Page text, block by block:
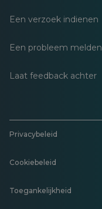
Een verzoek indienen
Een probleem melden
Laat feedback achter
Privacybeleid
Cookiebeleid
Toegankelijkheid